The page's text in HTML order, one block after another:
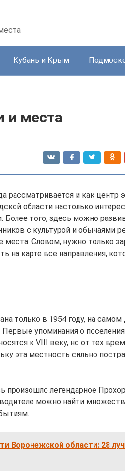
Кубань и Крым
и места
рассматривается и как центр
области настолько
Более того, здесь можно
с культурой и обычаями
Словом, нужно только
на карте все направления,
только в 1954 году, на самом
упоминания о
к VIII веку, но от тех
эта местность сильно
произошло легендарное
можно найти
Воронежской области: 28